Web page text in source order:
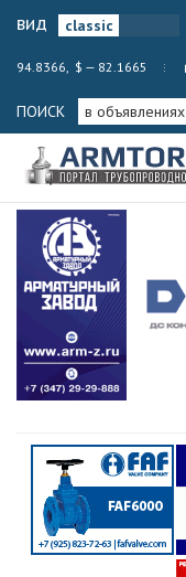
вид
94.8366, $ — 82.1665
ПОИСК в объявлениях